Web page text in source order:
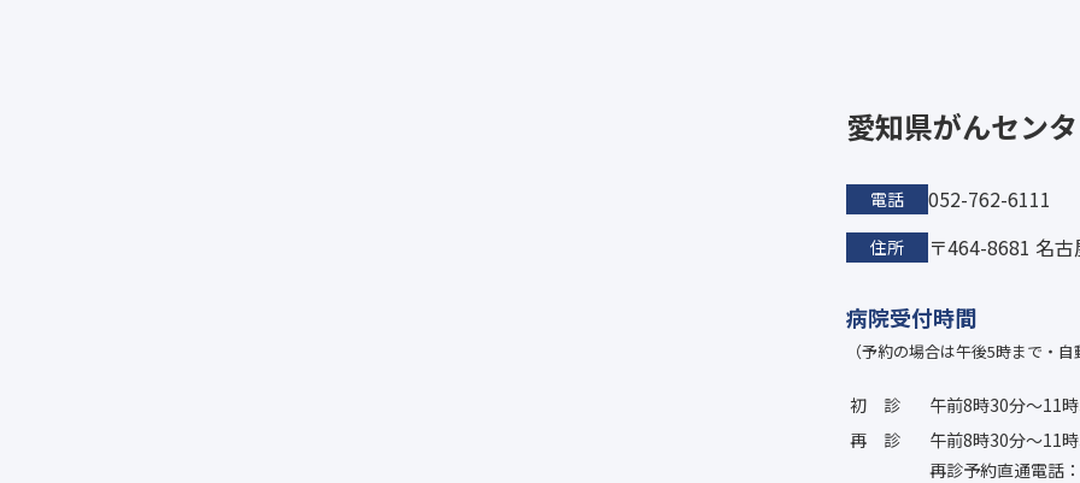
愛知県がんセン
電話 052-762-6111
住所 〒464-8681 名
病院受付時間
（予約の場合は午後5時まで・
初診
午前8時30分〜11
再診
午前8時30分〜11
再診予約直通電話